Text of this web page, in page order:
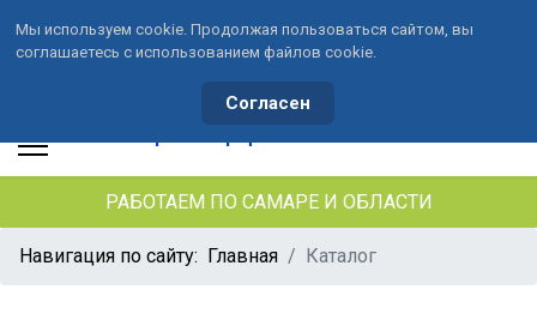
+7 (846) 33-490-33
+7 (991) 459-10-34
waterson-s@ya.ru
РАБОТАЕМ ПО САМАРЕ И ОБЛАСТИ
Навигация по сайту: Главная Каталог
Мы используем cookie. Продолжая пользоваться сайтом, вы
соглашаетесь с использованием файлов cookie.
Согласен